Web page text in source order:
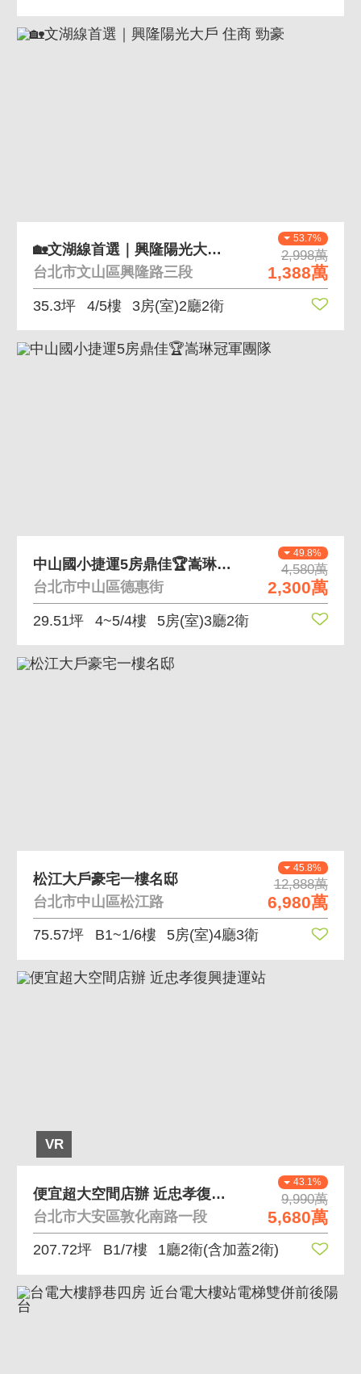
53.7%
2,998萬
1,388萬
🏡文湖線首選｜興隆陽光大戶 住商 勁豪
台北市文山區興隆路三段
35.3坪 4/5樓 3房(室)2廳2衛
49.8%
4,580萬
2,300萬
中山國小捷運5房鼎佳🏆嵩琳冠軍團隊
台北市中山區德惠街
29.51坪 4~5/4樓 5房(室)3廳2衛
45.8%
12,888萬
6,980萬
松江大戶豪宅一樓名邸
台北市中山區松江路
75.57坪 B1~1/6樓 5房(室)4廳3衛
VR
43.1%
9,990萬
5,680萬
便宜超大空間店辦 近忠孝復興捷運站
台北市大安區敦化南路一段
207.72坪 B1/7樓 1廳2衛(含加蓋2衛)